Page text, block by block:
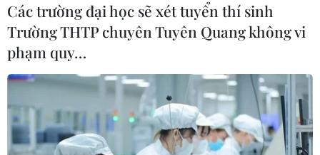
G7 nhất trí tăng cường hỗ trợ các nước
đang phát triển
20/05/2023 07:41
G7 nhấn mạnh tính cấp thiết của việc củng cố chuỗi
cung ứng cho các nguyên liệu công nghiệp, như chất
bán dẫn, và thực hiện các biện pháp cần thiết để chống
Các trường đại học sẽ xét tuyển thí sinh
Trường THTP chuyên Tuyên Quang không vi
phạm quy…